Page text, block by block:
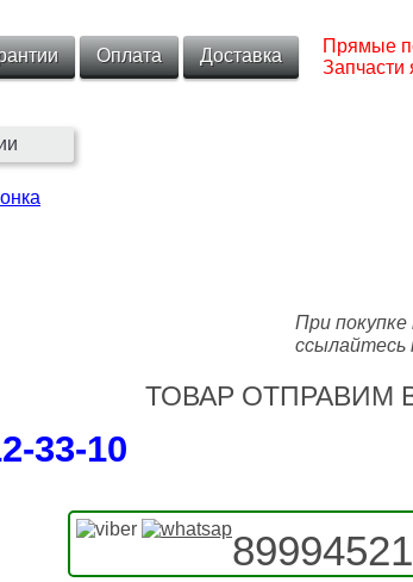
Оплата Доставка
Прямые
Запчасти
При покупке
ссылайтесь
ТОВАР ОТПРАВИМ